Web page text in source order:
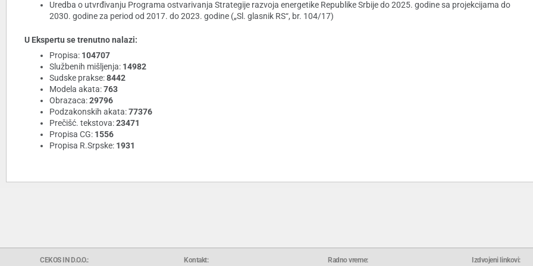
Uredba o utvrđivanju Programa ostvarivanja Strategije razvoja energetike Republike Srbije do 2025. godine sa projekcijama do
2030. godine za period od 2017. do 2023. godine („Sl. glasnik RS“, br. 104/17)
U Ekspertu se trenutno nalazi:
Propisa: 104707
Službenih mišljenja: 14982
Sudske prakse:8442
Modela akata:763
Obrazaca:29796
Podzakonskih akata:77376
Prečišć. tekstova:23471
Propisa CG: 1556
Propisa R.Srpske: 1931
CEKOS IN D.O.O.: Kontakt: Radno vreme: Izdvojeni linkovi: